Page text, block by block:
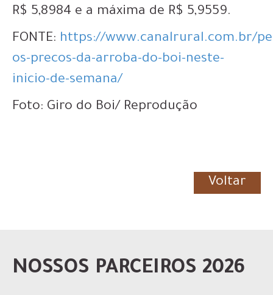
R$ 5,8984 e a máxima de R$ 5,9559.
FONTE: https://www.canalrural.com.br/
os-precos-da-arroba-do-boi-neste-
inicio-de-semana/
Foto: Giro do Boi/ Reprodução
Voltar
NOSSOS PARCEIROS 2026